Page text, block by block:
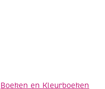
Boeken en Kleurboeken